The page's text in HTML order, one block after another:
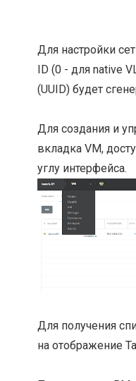
Для настройки
ID (0 - для native
(UUID) будет
Для создания и
вкладка VM,
углу интерфейса.
Для получения
на отображение